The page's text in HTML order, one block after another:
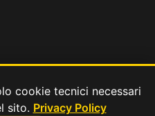
cookie tecnici necessari
sito. Privacy Policy